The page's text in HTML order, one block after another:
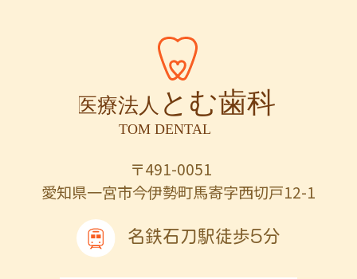
〒491-0051
愛知県一宮市今伊勢町馬寄字西切戸12-1
名鉄石刀駅徒歩5分